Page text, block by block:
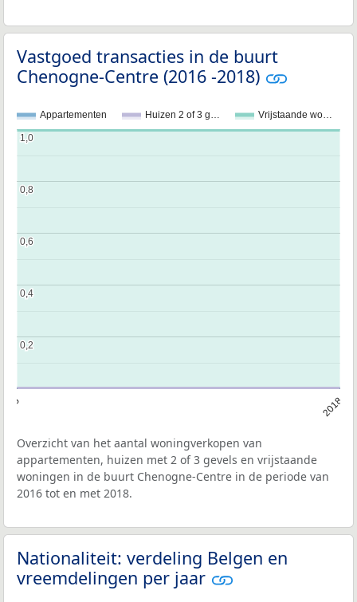
Vastgoed transacties in de buurt
Chenogne-Centre (2016 -2018)
Appartementen Huizen 2 of 3 g… Vrijstaande wo…
2018
0,2
0,2
0,4
0,4
0,6
0,6
0,8
0,8
1,0
1,0
Overzicht van het aantal woningverkopen van
appartementen, huizen met 2 of 3 gevels en vrijstaande
woningen in de buurt Chenogne-Centre in de periode van
2016 tot en met 2018.
Nationaliteit: verdeling Belgen en
vreemdelingen per jaar